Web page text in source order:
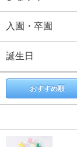
入園・卒園
誕生日
おすすめ順